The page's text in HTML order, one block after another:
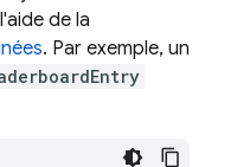
de la
. Par exemple, un